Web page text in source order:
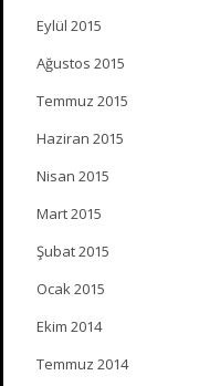
Eylül 2015
Ağustos 2015
Temmuz 2015
Haziran 2015
Nisan 2015
Mart 2015
Şubat 2015
Ocak 2015
Ekim 2014
Temmuz 2014